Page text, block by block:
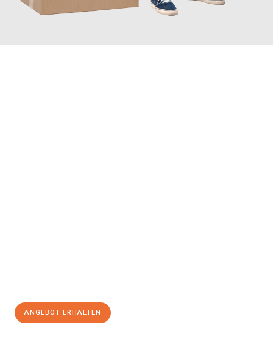
ANGEBOT ERHALTEN